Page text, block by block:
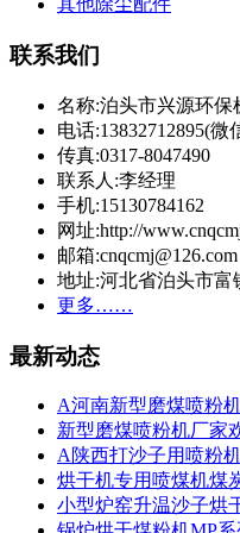
其他除尘配件
联系我们
名称:泊头市兴源环保
电话:13832712895(微
传真:0317-8047490
联系人:李经理
手机:15130784162
网址:http://
邮箱:cnqcmj@126.com
地址:河北省泊头市富
更多……
最新动态
A河南新型磨煤喷粉
新型磨煤喷粉机厂家
A陕西打沙子用喷粉
烘干机专用喷煤机煤
小型炉窑升温沙子烘